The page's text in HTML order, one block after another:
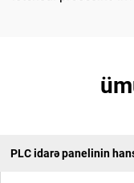
PLC idarə panelinin